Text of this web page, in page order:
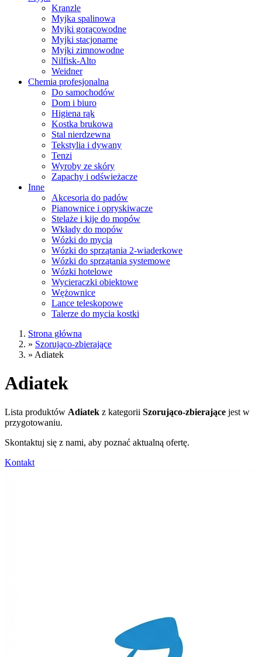
Kranzle
Myjka spalinowa
Myjki gorącowodne
Myjki stacjonarne
Myjki zimnowodne
Nilfisk-Alto
Weidner
Chemia profesjonalna
Do samochodów
Dom i biuro
Higiena rąk
Kostka brukowa
Stal nierdzewna
Tekstylia i dywany
Tenzi
Wyroby ze skóry
Zapachy i odświeżacze
Inne
Akcesoria do padów
Pianownice i opryskiwacze
Stelaże i kije do mopów
Wkłady do mopów
Wózki do mycia
Wózki do sprzątania 2-wiaderkowe
Wózki do sprzątania systemowe
Wózki hotelowe
Wycieraczki obiektowe
Wężownice
Lance teleskopowe
Talerze do mycia kostki
Strona główna
» Szorująco-zbierające
» Adiatek
Adiatek
Lista produktów Adiatek z kategorii Szorująco-zbierające jest w
przygotowaniu.
Skontaktuj się z nami, aby poznać aktualną ofertę.
Kontakt